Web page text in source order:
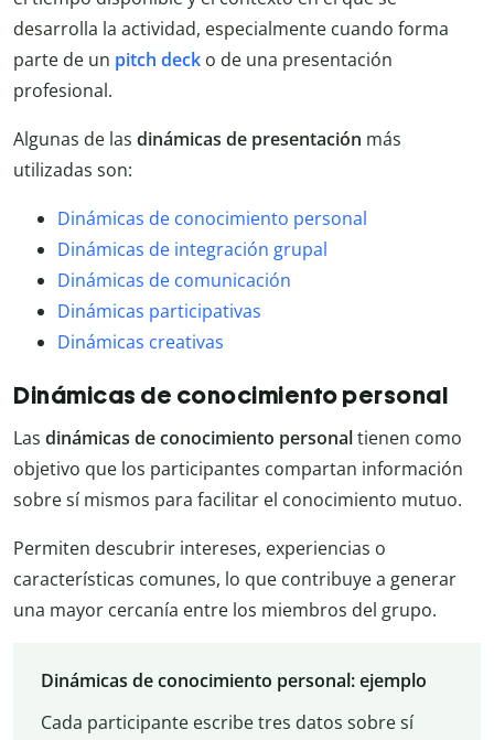
desarrolla la actividad, especialmente cuando forma
parte de un pitch deck o de una presentación
profesional.
Algunas de las dinámicas de presentación más
utilizadas son:
Dinámicas de conocimiento personal
Dinámicas de integración grupal
Dinámicas de comunicación
Dinámicas participativas
Dinámicas creativas
Dinámicas de conocimiento personal
Las dinámicas de conocimiento personaltienen como
objetivo que los participantes compartan información
sobre sí mismos para facilitar el conocimiento mutuo.
Permiten descubrir intereses, experiencias o
características comunes, lo que contribuye a generar
una mayor cercanía entre los miembros del grupo.
Dinámicas de conocimiento personal: ejemplo
Cada participante escribe tres datos sobre sí